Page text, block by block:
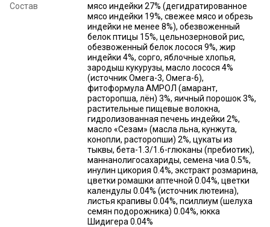
Состав
мясо индейки 27% (дегидратированное
мясо индейки 19%, свежее мясо и обрезь
индейки не менее 8%), обезвоженный
белок птицы 15%, цельнозерновой рис,
обезвоженный белок лосося 9%, жир
индейки 4%, сорго, яблочные хлопья,
зародыш кукурузы, масло лосося 4%
(источник Омега-3, Омега-6),
фитоформула АМРОЛ (амарант,
расторопша, лён) 3%, яичный порошок 3%,
растительные пищевые волокна,
гидролизованная печень индейки 2%,
масло «Сезам» (масла льна, кунжута,
конопли, расторопши) 2%, цукаты из
тыквы, бета-1.3/1.6-глюканы (пребиотик),
маннанолигосахариды, семена чиа 0.5%,
инулин цикория 0.4%, экстракт розмарина,
цветки ромашки аптечной 0.04%, цветки
календулы 0.04% (источник лютеина),
листья крапивы 0.04%, псиллиум (шелуха
семян подорожника) 0.04%, юкка
Шидигера 0.04%